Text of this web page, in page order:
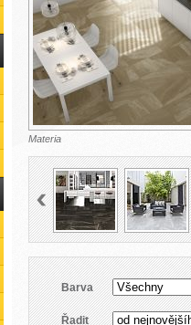
Materia
Barva
Řadit